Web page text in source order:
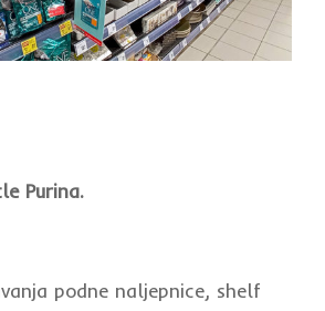
Purina.
podne naljepnice, shelf